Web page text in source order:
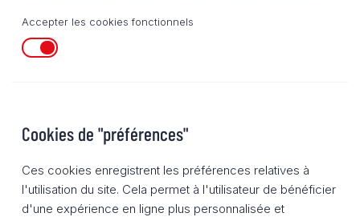
Accepter les cookies fonctionnels
Cookies de "préférences"
Ces cookies enregistrent les préférences relatives à
l'utilisation du site. Cela permet à l'utilisateur de bénéficier
d'une expérience en ligne plus personnalisée et